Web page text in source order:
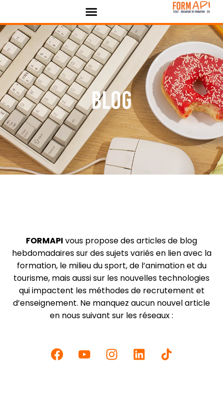
Blog
FORMAPI vous propose des articles de blog
hebdomadaires sur des sujets variés en lien avec la
formation, le milieu du sport, de l’animation et du
tourisme, mais aussi sur les nouvelles technologies
qui impactent les méthodes de recrutement et
d’enseignement. Ne manquez aucun nouvel article
en nous suivant sur les réseaux :
Panneau de gestion des cookies